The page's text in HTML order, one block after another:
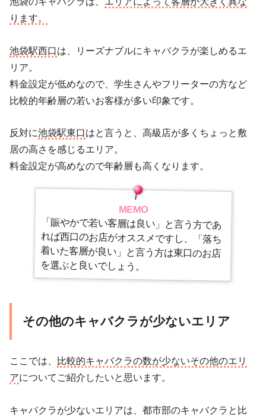
ります。
池袋駅西口は、リーズナブルにキャバクラが楽しめるエ
リア。
料金設定が低めなので、学生さんやフリーターの方など
比較的年齢層の若いお客様が多い印象です。
反対に池袋駅東口はと言うと、高級店が多くちょっと敷
居の高さを感じるエリア。
料金設定が高めなので年齢層も高くなります。
MEMO
「賑やかで若い客層は良い」と言う方であ
れば西口のお店がオススメですし、「落ち
着いた客層が良い」と言う方は東口のお店
を選ぶと良いでしょう。
その他のキャバクラが少ないエリア
ここでは、 比較的キャバクラの数が少ないその他のエリ
アについてご紹介したいと思います。
キャバクラが少ないエリアは、都市部のキャバクラと比